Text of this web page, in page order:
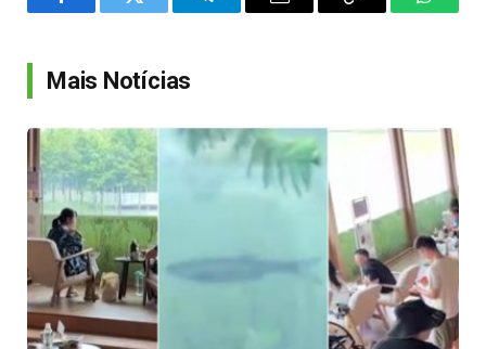
FacebookTwitter TelegramEmail
Copy
Mais Notícias